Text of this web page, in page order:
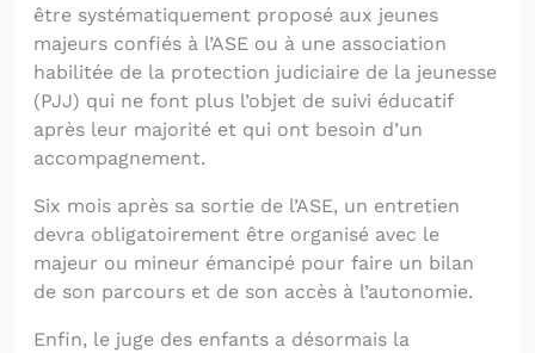
être systématiquement proposé aux jeunes
majeurs confiés à l’ASE ou à une association
habilitée de la protection judiciaire de la jeunesse
(PJJ) qui ne font plus l’objet de suivi éducatif
après leur majorité et qui ont besoin d’un
accompagnement.
Six mois après sa sortie de l’ASE, un entretien
devra obligatoirement être organisé avec le
majeur ou mineur émancipé pour faire un bilan
de son parcours et de son accès à l’autonomie.
Enfin, le juge des enfants a désormais la